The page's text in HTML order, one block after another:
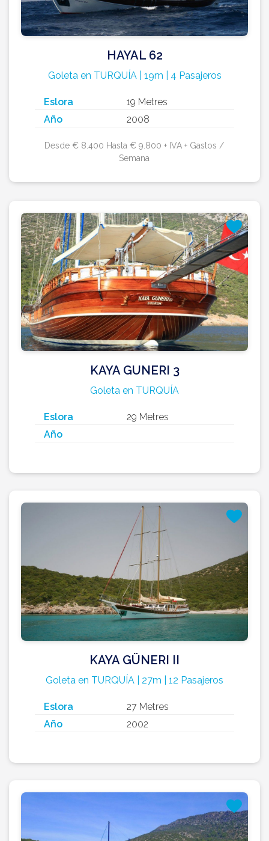
HAYAL 62
Goleta en TURQUÍA | 19m | 4 Pasajeros
Eslora
19 Metres
Año
2008
Desde € 8.400 Hasta € 9.800 + IVA + Gastos /
Semana
KAYA GUNERI 3
Goleta en TURQUÍA
Eslora
29 Metres
Año
KAYA GÜNERI II
Goleta en TURQUÍA | 27m | 12 Pasajeros
Eslora
27 Metres
Año
2002